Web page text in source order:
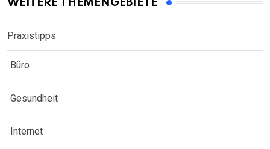
WEITERE THEMENGEBIETE
Praxistipps
Büro
Gesundheit
Internet